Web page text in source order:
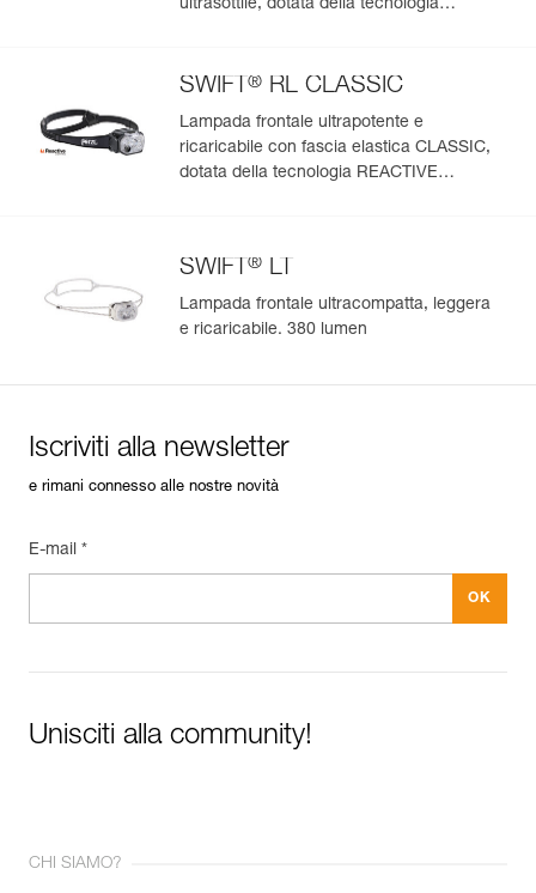
ultrasottile, dotata della tecnologia
SWIFT ® RL CLASSIC
Lampada frontale ultrapotente e
ricaricabile con fascia elastica CLASSIC,
dotata della tecnologia REACTIVE
SWIFT ® LT
Lampada frontale ultracompatta, leggera
e ricaricabile. 380 lumen
Iscriviti alla newsletter
e rimani connesso alle nostre novità
E-mail *
Unisciti alla community!
CHI SIAMO?